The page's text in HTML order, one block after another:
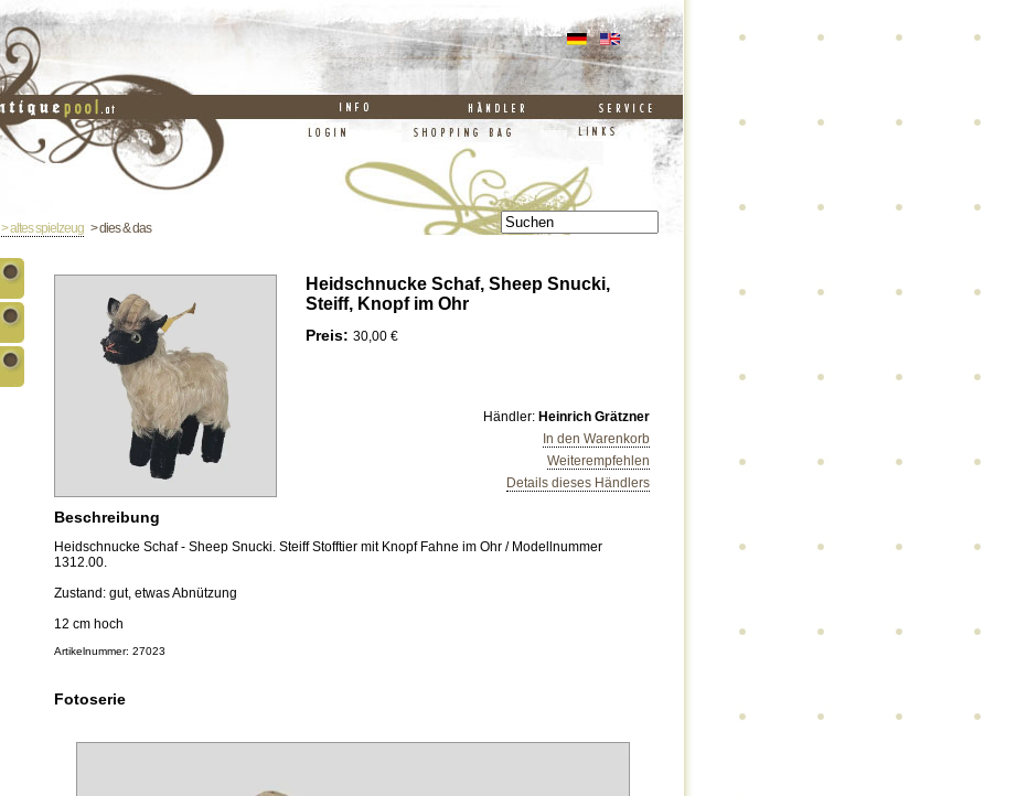
> altes spielzeug > dies & das
Heidschnucke Schaf, Sheep Snucki,
Steiff, Knopf im Ohr
Preis: 30,00 €
Weiterempfehlen
In den Warenkorb
Händler: Heinrich Grätzner
Details dieses Händlers
Beschreibung
Heidschnucke Schaf - Sheep Snucki. Steiff Stofftier mit Knopf Fahne im Ohr / Modellnummer
1312.00.
Zustand: gut, etwas Abnützung
12 cm hoch
Artikelnummer: 27023
Fotoserie